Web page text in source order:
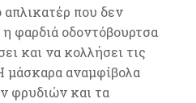
που δεν
φαρδιά οδοντόβουρτσα
και να κολλήσει τις
μάσκαρα αναμφίβολα
φρυδιών και τα